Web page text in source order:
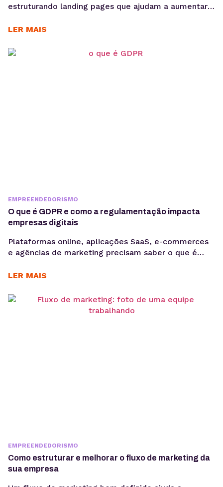
estruturando landing pages que ajudam a aumentar
sustentar campanhas com apoio de performance e
com maior potencial para campanhas promocionais e
LER MAIS
EMPREENDEDORISMO
O que é GDPR e como a regulamentação impacta
empresas digitais
Plataformas online, aplicações SaaS, e-commerces
e agências de marketing precisam saber o que é
sensíveis, o que aumenta a exposição a riscos
uma questão jurídica, mas uma camada crítica de
arquitetura, governança e gestão de risco. Em
LER MAIS
EMPREENDEDORISMO
Como estruturar e melhorar o fluxo de marketing da
sua empresa